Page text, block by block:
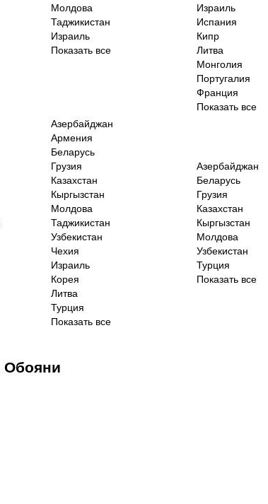
Молдова
Таджикистан
Израиль
Показать все
Израиль
Испания
Кипр
Литва
Монголия
Португалия
Франция
Показать все
Азербайджан
Армения
Беларусь
Грузия
Казахстан
Кыргызстан
Молдова
Таджикистан
Узбекистан
Чехия
Израиль
Корея
Литва
Турция
Показать все
Азербайджан
Беларусь
Грузия
Казахстан
Кыргызстан
Молдова
Узбекистан
Турция
Показать все
Обояни